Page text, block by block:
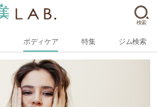
検索
ボディケア 特集 ジム検索